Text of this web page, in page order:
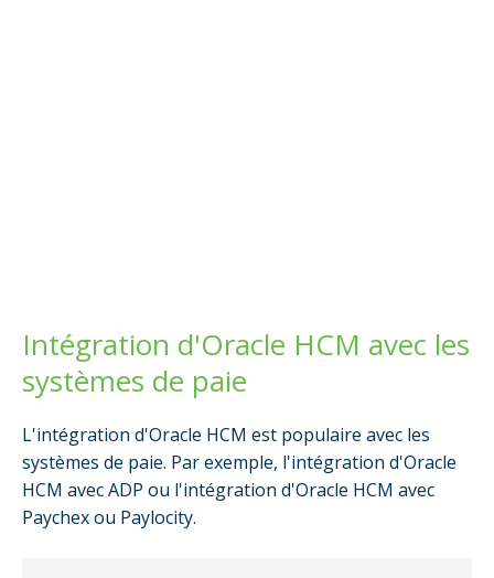
Intégration d'Oracle HCM avec les
systèmes de paie
L'intégration d'Oracle HCM est populaire avec les
systèmes de paie. Par exemple, l'intégration d'Oracle
HCM avec ADP ou l'intégration d'Oracle HCM avec
Paychex ou Paylocity.